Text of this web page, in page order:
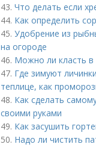
43. Что делать если
44. Как определить
45. Удобрение из
на огороде
46. Можно ли класть в
47. Где зимуют
теплице, как
48. Как сделать
своими руками
49. Как засушить
50. Надо ли чистить